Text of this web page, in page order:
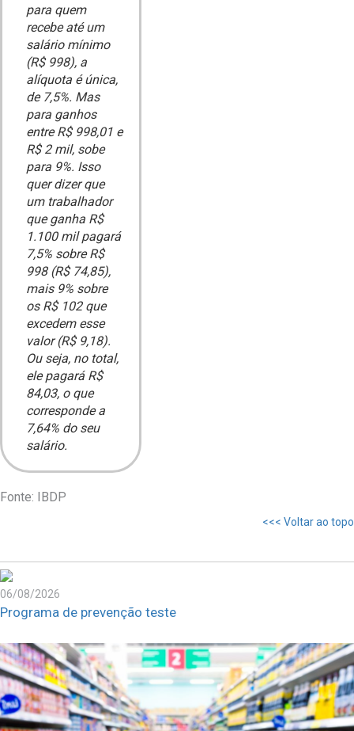
para quem
recebe até um
salário mínimo
(R$ 998), a
alíquota é única,
de 7,5%. Mas
para ganhos
entre R$ 998,01 e
R$ 2 mil, sobe
para 9%. Isso
quer dizer que
um trabalhador
que ganha R$
1.100 mil pagará
7,5% sobre R$
998 (R$ 74,85),
mais 9% sobre
os R$ 102 que
excedem esse
valor (R$ 9,18).
Ou seja, no total,
ele pagará R$
84,03, o que
corresponde a
7,64% do seu
salário.
Fonte: IBDP
<<< Voltar ao topo
06/08/2026
Programa de prevenção teste